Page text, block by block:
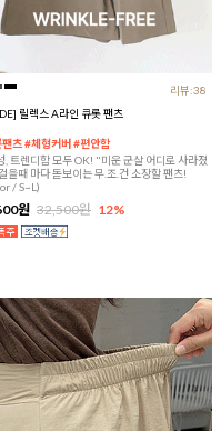
리뷰:38
릴렉스 A라인 큐롯 팬츠
츠 #체형커버 #편안함
, 트렌디함 모두 OK! "미운 군살 어디로 사라졌
을때 마다 돋보이는 무.조.건 소장할 팬츠!
/ S~L)
원 32,500원 12%